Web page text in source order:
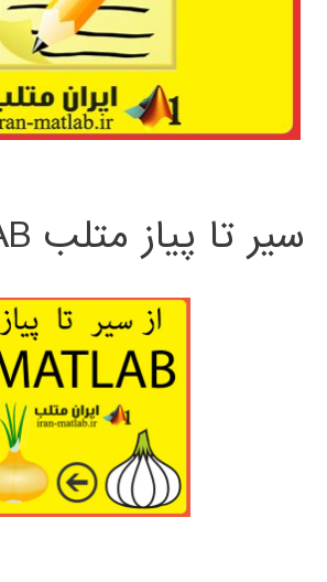
سیر تا پیاز متلب MATLAB